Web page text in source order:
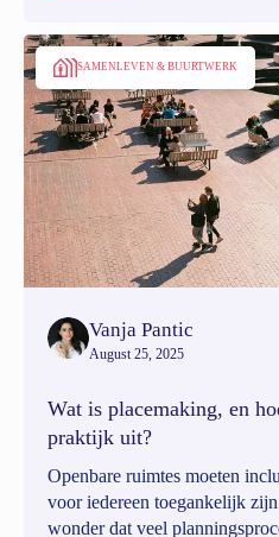
SAMENLEVEN & BUURTWERK
Vanja Pantic
August 25, 2025
Wat is placemaking, en
praktijk uit?
Openbare ruimtes moeten
voor iedereen toegankelijk
wonder dat veel